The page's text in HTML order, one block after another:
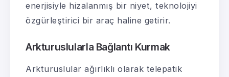
enerjisiyle hizalanmış bir niyet, teknolojiyi
özgürleştirici bir araç haline getirir.
Arkturuslularla Bağlantı Kurmak
Arkturuslular ağırlıklı olarak telepatik